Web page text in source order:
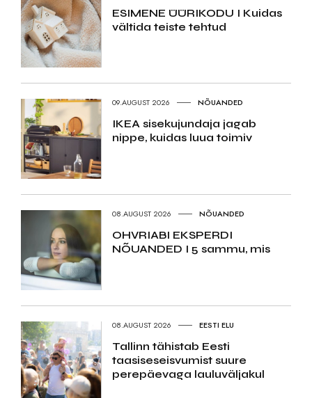
ESIMENE ÜÜRIKODU I Kuidas
vältida teiste tehtud
09.AUGUST 2026 NÕUANDED
IKEA sisekujundaja jagab
nippe, kuidas luua toimiv
08.AUGUST 2026 NÕUANDED
OHVRIABI EKSPERDI
NÕUANDED I 5 sammu, mis
08.AUGUST 2026 EESTI ELU
Tallinn tähistab Eesti
taasiseseisvumist suure
perepäevaga lauluväljakul